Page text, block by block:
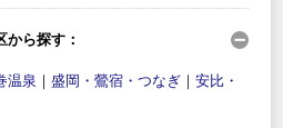
から探す：
温泉 ｜ 盛岡・鶯宿・つなぎ ｜ 安比・